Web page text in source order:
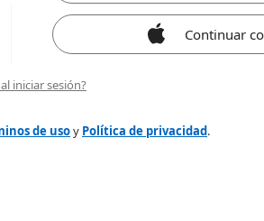
Continuar
iniciar sesión?
de usoy Política de privacidad.